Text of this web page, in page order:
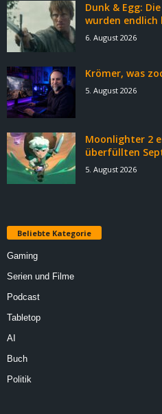
Dunk & Egg:
wurden endlich
6. August 2026
Krömer, was
5. August 2026
Moonlighter 2
überfüllten
5. August 2026
Beliebte Kategorie
Gaming
Serien und Filme
Podcast
Tabletop
AI
Buch
Politik